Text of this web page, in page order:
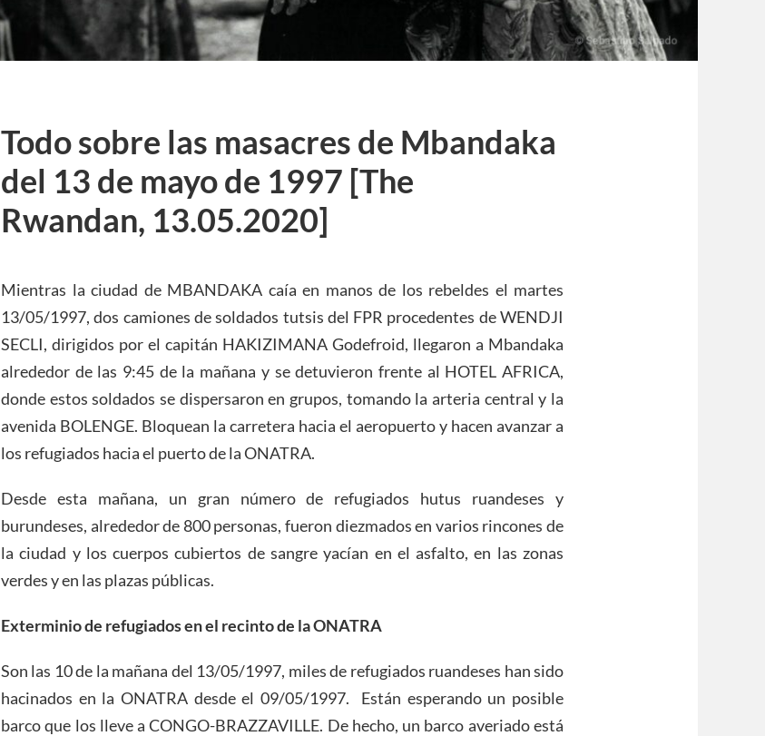
Todo sobre las masacres de Mbandaka
del 13 de mayo de 1997 [The
Rwandan, 13.05.2020]
Mientras la ciudad de MBANDAKA caía en manos de los rebeldes el martes
13/05/1997, dos camiones de soldados tutsis del FPR procedentes de WENDJI
SECLI, dirigidos por el capitán HAKIZIMANA Godefroid, llegaron a Mbandaka
alrededor de las 9:45 de la mañana y se detuvieron frente al HOTEL AFRICA,
donde estos soldados se dispersaron en grupos, tomando la arteria central y la
avenida BOLENGE. Bloquean la carretera hacia el aeropuerto y hacen avanzar a
los refugiados hacia el puerto de la ONATRA.
Desde esta mañana, un gran número de refugiados hutus ruandeses y
burundeses, alrededor de 800 personas, fueron diezmados en varios rincones de
la ciudad y los cuerpos cubiertos de sangre yacían en el asfalto, en las zonas
verdes y en las plazas públicas.
Exterminio de refugiados en el recinto de la ONATRA
Son las 10 de la mañana del 13/05/1997, miles de refugiados ruandeses han sido
hacinados en la ONATRA desde el 09/05/1997. Están esperando un posible
barco que los lleve a CONGO-BRAZZAVILLE. De hecho, un barco averiado está